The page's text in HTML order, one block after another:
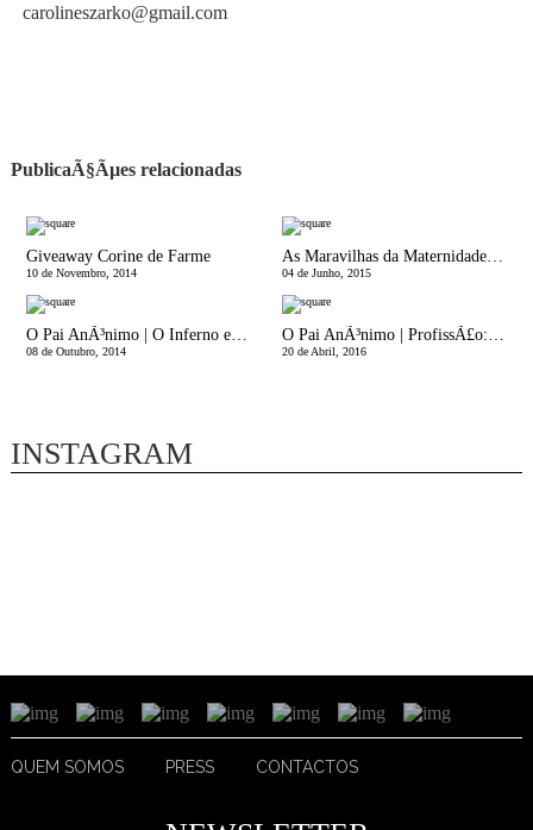
carolineszarko@gmail.com
PublicaÃ§Ãµes relacionadas
Giveaway Corine de Farme
10 de Novembro, 2014
As Maravilhas da Maternidade | O Brinquedo da viragem
04 de Junho, 2015
O Pai AnÃ³nimo | O Inferno e eles
08 de Outubro, 2014 20 de Abril, 2016
INSTAGRAM
QUEM SOMOS PRESS CONTACTOS